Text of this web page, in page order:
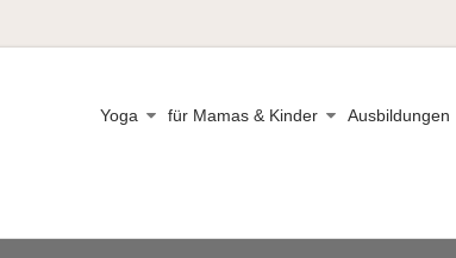
Yoga für Mamas & Kinder Ausbildungen